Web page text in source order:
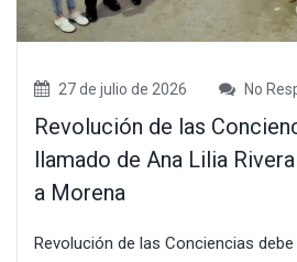
27 de julio de 2026 No
Revolución de las
llamado de Ana Lilia
a Morena
Revolución de las Conciencias